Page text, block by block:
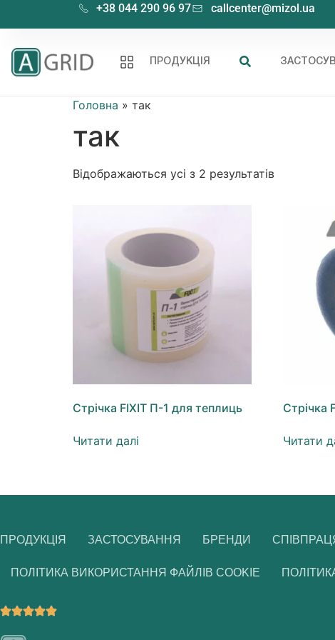
+38 044 290 96 97 callcenter@mizol.ua
ПРОДУКЦІЯ
Головна » так
так
Відображаються усі з 2 результатів
Стрічка FIXIT П-1 для теплиць
Читати далі
Стрічка
Читати
ПРОДУКЦІЯ ЗАСТОСУВАННЯ БРЕНДИ
ПОЛІТИКА ВИКОРИСТАННЯ ФАЙЛІВ COOKIE